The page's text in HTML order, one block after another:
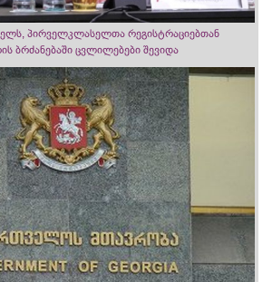
პირველკლასელთა რეგისტრაციებთან
ბრძანებაში ცვლილებები შევიდა